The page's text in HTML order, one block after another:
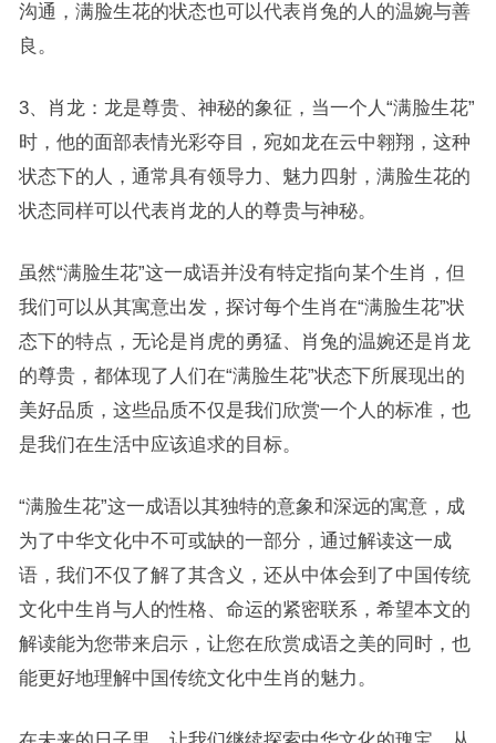
沟通，满脸生花的状态也可以代表肖兔的人的温婉与善
良。
3、肖龙：龙是尊贵、神秘的象征，当一个人“满脸生花”
时，他的面部表情光彩夺目，宛如龙在云中翱翔，这种
状态下的人，通常具有领导力、魅力四射，满脸生花的
状态同样可以代表肖龙的人的尊贵与神秘。
虽然“满脸生花”这一成语并没有特定指向某个生肖，但
我们可以从其寓意出发，探讨每个生肖在“满脸生花”状
态下的特点，无论是肖虎的勇猛、肖兔的温婉还是肖龙
的尊贵，都体现了人们在“满脸生花”状态下所展现出的
美好品质，这些品质不仅是我们欣赏一个人的标准，也
是我们在生活中应该追求的目标。
“满脸生花”这一成语以其独特的意象和深远的寓意，成
为了中华文化中不可或缺的一部分，通过解读这一成
语，我们不仅了解了其含义，还从中体会到了中国传统
文化中生肖与人的性格、命运的紧密联系，希望本文的
解读能为您带来启示，让您在欣赏成语之美的同时，也
能更好地理解中国传统文化中生肖的魅力。